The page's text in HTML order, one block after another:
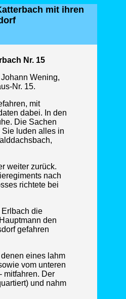
mit ihren
Nr. 15
Wening,
Nr. 15.
mit
dabei. In den
Die Sachen
Sie luden alles in
weiter zurück.
nach
richtete bei
Erlbach die
den
gefahren
eines lahm
vom unteren
mitfahren. Der
und nahm